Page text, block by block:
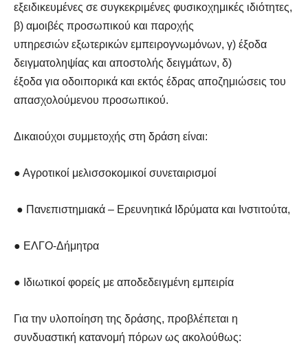
εξειδικευμένες σε συγκεκριμένες φυσικοχημικές ιδιότητες,
β) αμοιβές προσωπικού και παροχής
υπηρεσιών εξωτερικών εμπειρογνωμόνων, γ) έξοδα
δειγματοληψίας και αποστολής δειγμάτων, δ)
έξοδα για οδοιπορικά και εκτός έδρας αποζημιώσεις του
απασχολούμενου προσωπικού.
Δικαιούχοι συμμετοχής στη δράση είναι:
● Αγροτικοί μελισσοκομικοί συνεταιρισμοί
● Πανεπιστημιακά – Ερευνητικά Ιδρύματα και Ινστιτούτα,
● ΕΛΓΟ-Δήμητρα
● Ιδιωτικοί φορείς με αποδεδειγμένη εμπειρία
Για την υλοποίηση της δράσης, προβλέπεται η
συνδυαστική κατανομή πόρων ως ακολούθως: